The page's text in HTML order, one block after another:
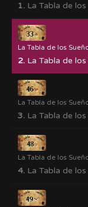
1. La Tabla de
La Tabla de los
2. La Tabla de
La Tabla de los
3. La Tabla de
La Tabla de los
4. La Tabla de